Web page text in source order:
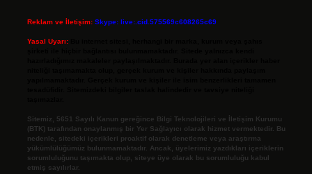
Reklam ve İletişim: Skype: live:.cid.575569c608265c69
Yasal Uyarı:
Sitemiz, 5651 Sayılı Kanun gereğince Bilgi Teknolojileri ve İletişim Kurumu
(BTK) tarafından onaylanmış bir Yer Sağlayıcı olarak hizmet vermektedir. Bu
nedenle, sitedeki içerikleri proaktif olarak denetleme veya araştırma
yükümlülüğümüz bulunmamaktadır. Ancak, üyelerimiz yazdıkları içeriklerin
sorumluluğunu taşımakta olup, siteye üye olarak bu sorumluluğu kabul
etmiş sayılırlar.